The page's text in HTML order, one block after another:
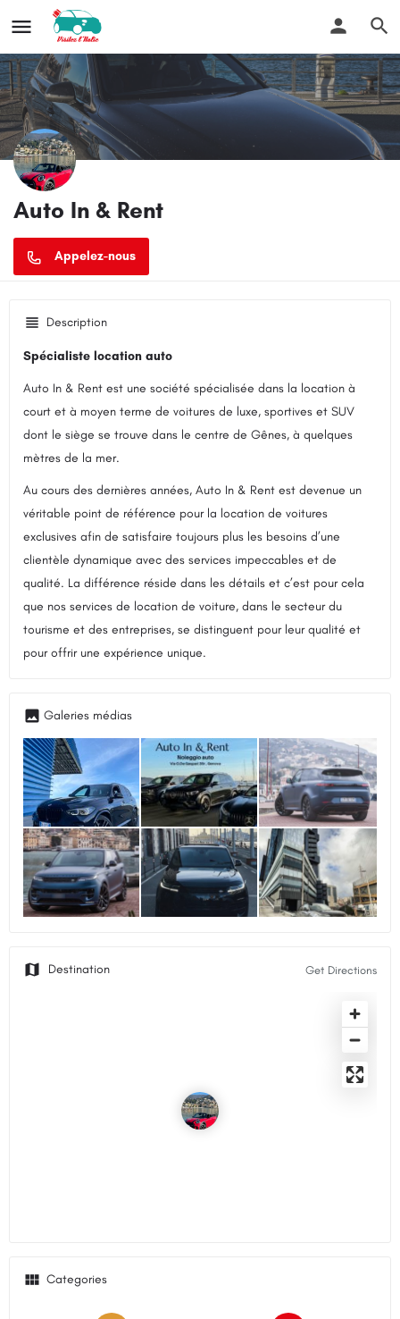
Auto In & Rent
Description
Spécialiste location auto
Auto In & Rent est une société spécialisée dans la location à
court et à moyen terme de voitures de luxe, sportives et SUV
dont le siège se trouve dans le centre de Gênes, à quelques
mètres de la mer.
Au cours des dernières années, Auto In & Rent est devenue un
véritable point de référence pour la location de voitures
exclusives afin de satisfaire toujours plus les besoins d’une
clientèle dynamique avec des services impeccables et de
qualité. La différence réside dans les détails et c’est pour cela
que nos services de location de voiture, dans le secteur du
tourisme et des entreprises, se distinguent pour leur qualité et
pour offrir une expérience unique.
Get Directions
Categories